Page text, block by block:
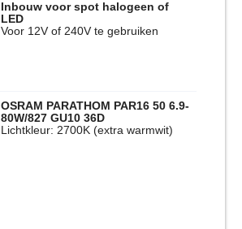
Inbouw voor spot halogeen of
LED
Voor 12V of 240V te gebruiken
OSRAM PARATHOM PAR16 50 6.9-
80W/827 GU10 36D
Lichtkleur: 2700K (extra warmwit)